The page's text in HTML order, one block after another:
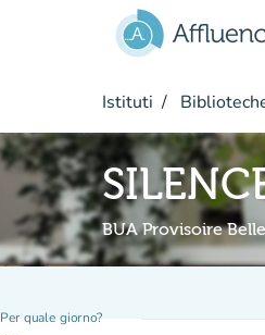
Istituti
BUA Provisoire
Per quale giorno?